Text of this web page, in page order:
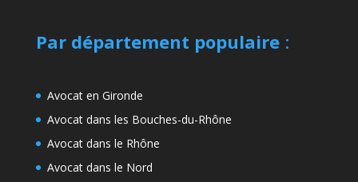
Par département populaire:
Avocat en Gironde
Avocat dans les Bouches-du-Rhône
Avocat dans le Rhône
Avocat dans le Nord